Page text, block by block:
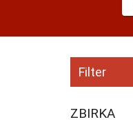
Filter
ZBIRKA